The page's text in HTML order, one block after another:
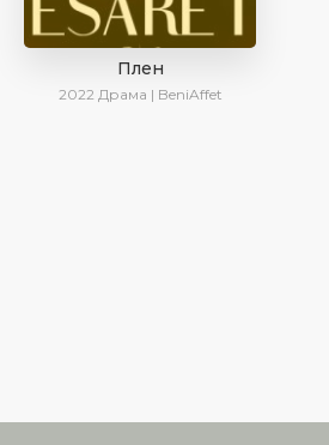
Плен
2022 Драма | BeniAffet